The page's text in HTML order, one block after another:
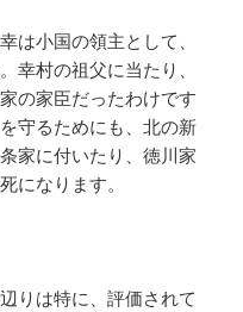
は小国の領主として、
幸村の祖父に当たり、
の家臣だったわけです
守るためにも、北の新
家に付いたり、徳川家
になります。
りは特に、評価されて